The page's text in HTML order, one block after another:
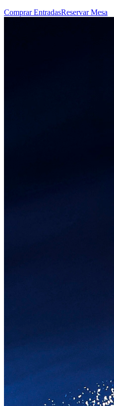
Comprar EntradasReservar Mesa